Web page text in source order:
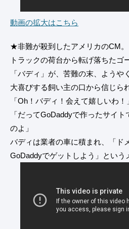
動画の拡大はこちら
★非難が殺到したアメリカのCM。
トラックの荷台から転げ落ちたゴ
「バディ」が、苦難の末、ようや
大喜びする飼い主の口から信じら
「Oh！バディ！会えて嬉しいわ！
「だってGoDaddyで作ったサイ
のよ」
バディは業者の車に積まれ、「ド
GoDaddyでゲットしよう」という